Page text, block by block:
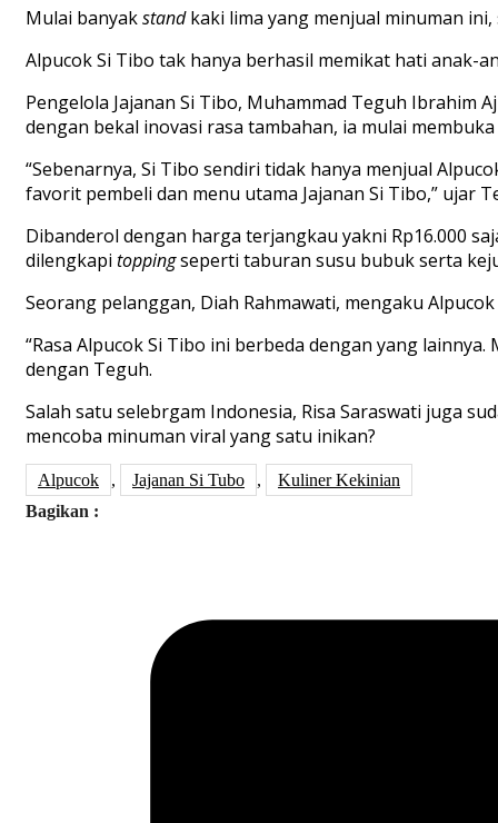
Mulai banyakstandkaki lima yang menjual minuman
Alpucok Si Tibo tak hanya berhasil memikat hati anak-
Pengelola Jajanan Si Tibo, Muhammad Teguh Ibrahim
dengan bekal inovasi rasa tambahan, ia mulai
“Sebenarnya, Si Tibo sendiri tidak hanya menjual
favorit pembeli dan menu utama Jajanan Si Tibo,” ujar
Dibanderol dengan harga terjangkau yakni Rp16.000
dilengkapi toppingseperti taburan susu bubuk serta
Seorang pelanggan, Diah Rahmawati, mengaku
“Rasa Alpucok Si Tibo ini berbeda dengan yang
dengan Teguh.
Salah satu selebrgam Indonesia, Risa Saraswati juga
mencoba minuman viral yang satu inikan?
Alpucok , Jajanan Si Tubo ,
Kuliner Kekinian
Bagikan :